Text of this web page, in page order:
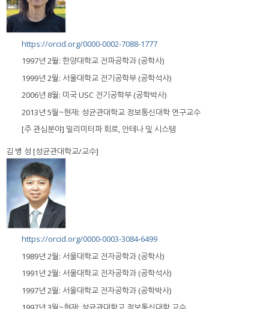
https://orcid.org/0000-0002-7088-1777
1997년 2월: 한양대학교 전파공학과 (공학사)
1999년 2월: 서울대학교 전기공학부 (공학석사)
2006년 8월: 미국 USC 전기공학부 (공학박사)
2013년 5월~현재: 성균관대학교 정보통신대학 연구교수
[주 관심분야] 밀리미터파 회로, 안테나 및 시스템
김 병 성 [성균관대학교/교수]
https://orcid.org/0000-0003-3084-6499
1989년 2월: 서울대학교 전자공학과 (공학사)
1991년 2월: 서울대학교 전자공학과 (공학석사)
1997년 2월: 서울대학교 전자공학과 (공학박사)